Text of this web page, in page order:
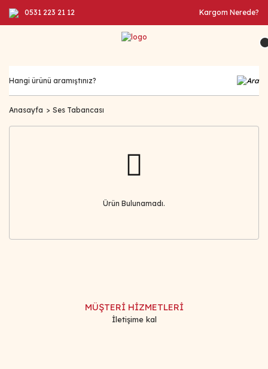
0531 223 21 12 Kargom Nerede?
Anasayfa Ses Tabancası
Ürün Bulunamadı.
MÜŞTERİ HİZMETLERİ
İletişime kal